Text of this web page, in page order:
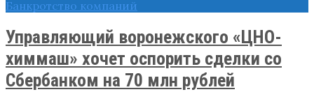
Банкротство компаний
Управляющий воронежского «ЦНО-
химмаш» хочет оспорить сделки со
Сбербанком на 70 млн рублей